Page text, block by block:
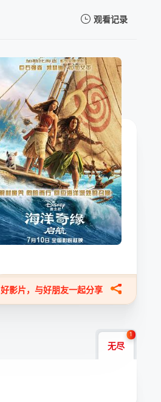
观看记录
暂无观看影片的记录
好影片，与好朋友一起分享
无尽
1